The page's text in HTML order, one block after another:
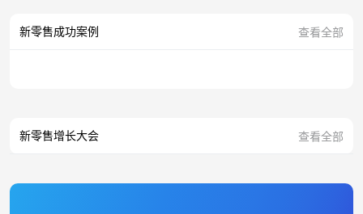
新零售成功案例 查看全部
新零售增长大会 查看全部